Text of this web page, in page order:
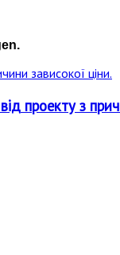
проекту з